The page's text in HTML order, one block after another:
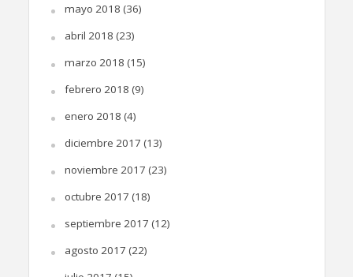
mayo 2018 (36)
abril 2018 (23)
marzo 2018 (15)
febrero 2018 (9)
enero 2018 (4)
diciembre 2017 (13)
noviembre 2017 (23)
octubre 2017 (18)
septiembre 2017 (12)
agosto 2017 (22)